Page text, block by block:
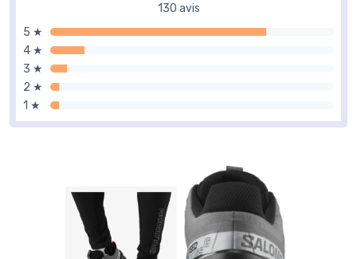
130 avis
5 ★
4 ★
3 ★
2 ★
1 ★